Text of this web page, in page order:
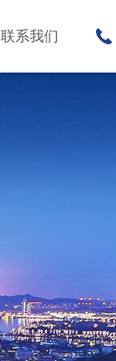
联系我们